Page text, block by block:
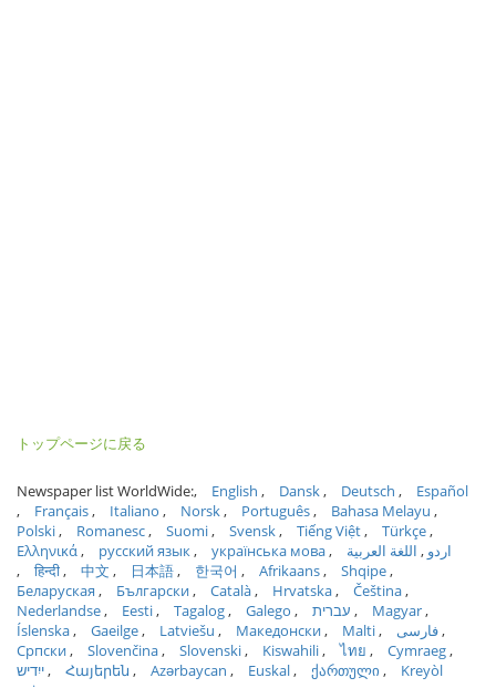
トップページに戻る
Newspaper list WorldWide: English Dansk Deutsch
Español
Français
Italiano Norsk Português
Bahasa Melayu
Polski
Romanesc Suomi Svensk Tiếng Việt
Türkçe
Ελληνικά
русский язык українська мова اردو
اللغة العربية
हिन्दी
中文 日本語 한국어 Afrikaans
Shqipe
Беларуская
Български Català Hrvatska
Čeština
Nederlandse
Eesti Tagalog Galego עברית
Magyar
Íslenska
Gaeilge Latviešu Македонски Malti
فارسی
Српски
Slovenčina Slovenski Kiswahili ไทย
Cymraeg
ייִדיש
Հայերեն Azərbaycan Euskal ქართული
Kreyòl